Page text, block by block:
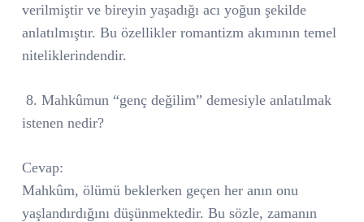
verilmiştir ve bireyin yaşadığı acı yoğun şekilde
anlatılmıştır. Bu özellikler romantizm akımının temel
niteliklerindendir.
8. Mahkûmun “genç değilim” demesiyle anlatılmak
istenen nedir?
Cevap:
Mahkûm, ölümü beklerken geçen her anın onu
yaşlandırdığını düşünmektedir. Bu sözle, zamanın